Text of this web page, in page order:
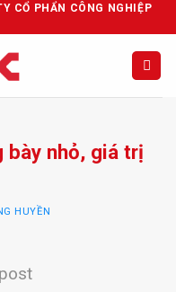
CỔ PHẨN CÔNG NGHIỆP
bày nhỏ, giá trị
HUYỀN